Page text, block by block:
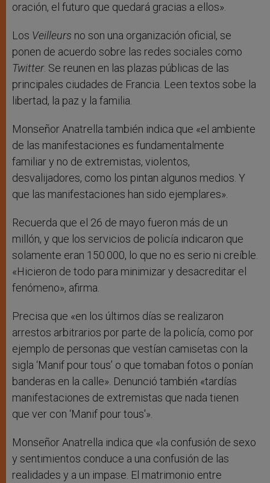
oración, el futuro que quedará gracias a ellos».
Los Veilleurs no son una organización oficial, se
ponen de acuerdo sobre las redes sociales como
Twitter. Se reunen en las plazas públicas de las
principales ciudades de Francia. Leen textos sobe la
libertad, la paz y la familia.
Monseñor Anatrella también indica que «el ambiente
de las manifestaciones es fundamentalmente
familiar y no de extremistas, violentos,
desvalijadores, como los pintan algunos medios. Y
que las manifestaciones han sido ejemplares».
Recuerda que el 26 de mayo fueron más de un
millón, y que los servicios de policía indicaron que
solamente eran 150.000, lo que no es serio ni creíble.
«Hicieron de todo para minimizar y desacreditar el
fenómeno», afirma.
Precisa que «en los últimos días se realizaron
arrestos arbitrarios por parte de la policía, como por
ejemplo de personas que vestían camisetas con la
sigla ‘Manif pour tous’ o que tomaban fotos o ponían
banderas en la calle». Denunció también «tardías
manifestaciones de extremistas que nada tienen
que ver con ‘Manif pour tous'».
Monseñor Anatrella indica que «la confusión de sexo
y sentimientos conduce a una confusión de las
realidades y a un impase. El matrimonio entre